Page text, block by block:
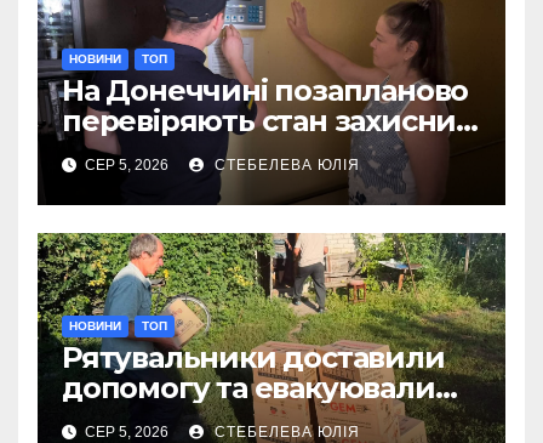
НОВИНИ ТОП
На Донеччині позапланово
перевіряють стан захисних
споруд
СЕР 5, 2026 СТЕБЕЛЕВА ЮЛІЯ
НОВИНИ ТОП
Рятувальники доставили
допомогу та евакуювали
людину на Донеччині
СЕР 5, 2026 СТЕБЕЛЕВА ЮЛІЯ